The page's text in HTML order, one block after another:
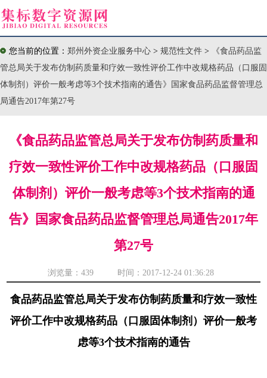
您当前的位置： 郑州外资企业服务中心 > 规范性文件 >
《食品药品监
管总局关于发布仿制药质量和疗效一致性评价工作中改规格药品（口服固
体制剂）评价一般考虑等3个技术指南的通告》国家食品药品监督管理总
局通告2017年第27号
《食品药品监管总局关于发布仿制药质量和
疗效一致性评价工作中改规格药品（口服固
体制剂）评价一般考虑等3个技术指南的通
告》国家食品药品监督管理总局通告2017年
第27号
浏览量： 439 时间：2017-12-24 01:36:28
食品药品监管总局关于发布仿制药质量和疗效一致性
评价工作中改规格药品（口服固体制剂）评价一般考
虑等3个技术指南的通告